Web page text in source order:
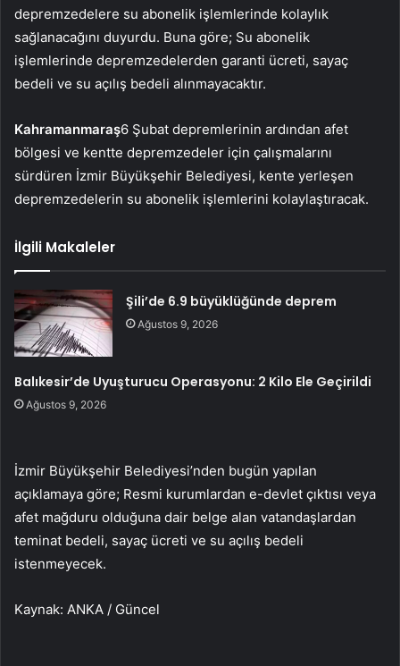
depremzedelere su abonelik işlemlerinde kolaylık
sağlanacağını duyurdu. Buna göre; Su abonelik
işlemlerinde depremzedelerden garanti ücreti, sayaç
bedeli ve su açılış bedeli alınmayacaktır.
Kahramanmaraş6 Şubat depremlerinin ardından afet
bölgesi ve kentte depremzedeler için çalışmalarını
sürdüren İzmir Büyükşehir Belediyesi, kente yerleşen
depremzedelerin su abonelik işlemlerini kolaylaştıracak.
İlgili Makaleler
Şili’de 6.9 büyüklüğünde deprem
Ağustos 9, 2026
Balıkesir’de Uyuşturucu Operasyonu: 2 Kilo Ele Geçirildi
Ağustos 9, 2026
İzmir Büyükşehir Belediyesi’nden bugün yapılan
açıklamaya göre; Resmi kurumlardan e-devlet çıktısı veya
afet mağduru olduğuna dair belge alan vatandaşlardan
teminat bedeli, sayaç ücreti ve su açılış bedeli
istenmeyecek.
Kaynak: ANKA / Güncel